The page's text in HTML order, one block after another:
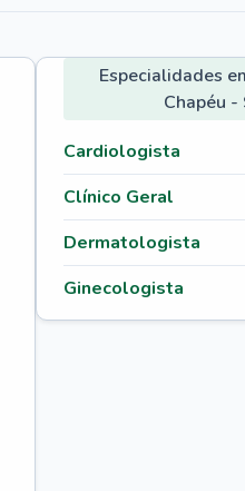
Especialidades
Chapéu -
Cardiologista
Clínico Geral
Dermatologista
Ginecologista